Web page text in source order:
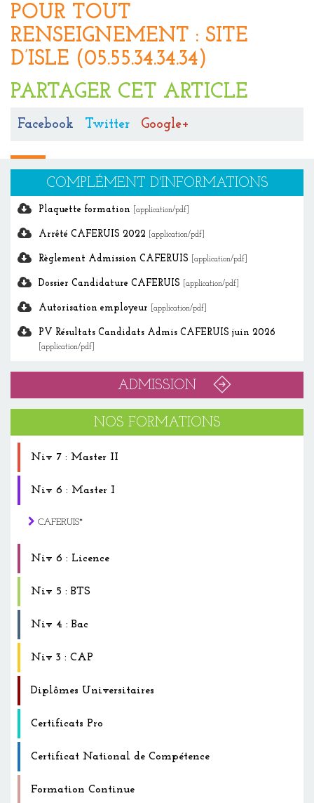
POUR TOUT
RENSEIGNEMENT : SITE
D’ISLE (05.55.34.34.34)
PARTAGER CET ARTICLE
Facebook Twitter Google+
COMPLÉMENT D'INFORMATIONS
Plaquette formation [application/pdf]
Arrêté CAFERUIS 2022 [application/pdf]
Règlement Admission CAFERUIS [application/pdf]
Dossier Candidature CAFERUIS [application/pdf]
Autorisation employeur [application/pdf]
PV Résultats Candidats Admis CAFERUIS juin 2026
[application/pdf]
ADMISSION
NOS FORMATIONS
Niv 7 : Master II
Niv 6 : Master I
CAFERUIS*
Niv 6 : Licence
Niv 5 : BTS
Niv 4 : Bac
Niv 3 : CAP
Diplômes Universitaires
Certificats Pro
Certificat National de Compétence
Formation Continue